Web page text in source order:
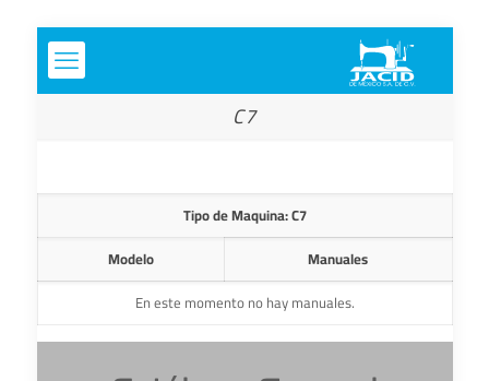
C7
Tipo de Maquina: C7
Modelo
Manuales
En este momento no hay manuales.